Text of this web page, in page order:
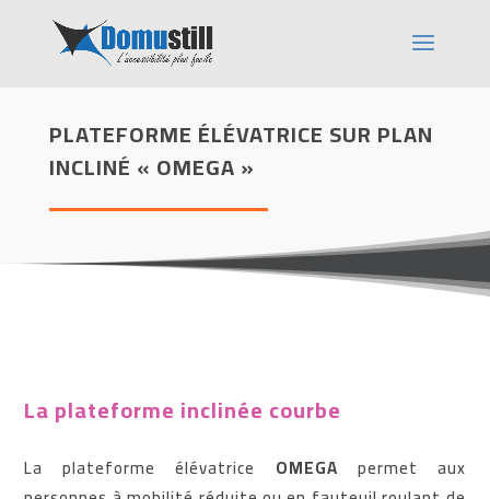
PLATEFORME ÉLÉVATRICE SUR PLAN
INCLINÉ « OMEGA »
La plateforme inclinée courbe
La plateforme élévatrice OMEGA permet aux